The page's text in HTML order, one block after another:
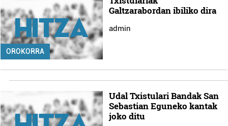
OROKORRA
Galtzarabordan ibiliko dira
admin
Udal Txistulari Bandak San
Sebastian Eguneko kantak
joko ditu